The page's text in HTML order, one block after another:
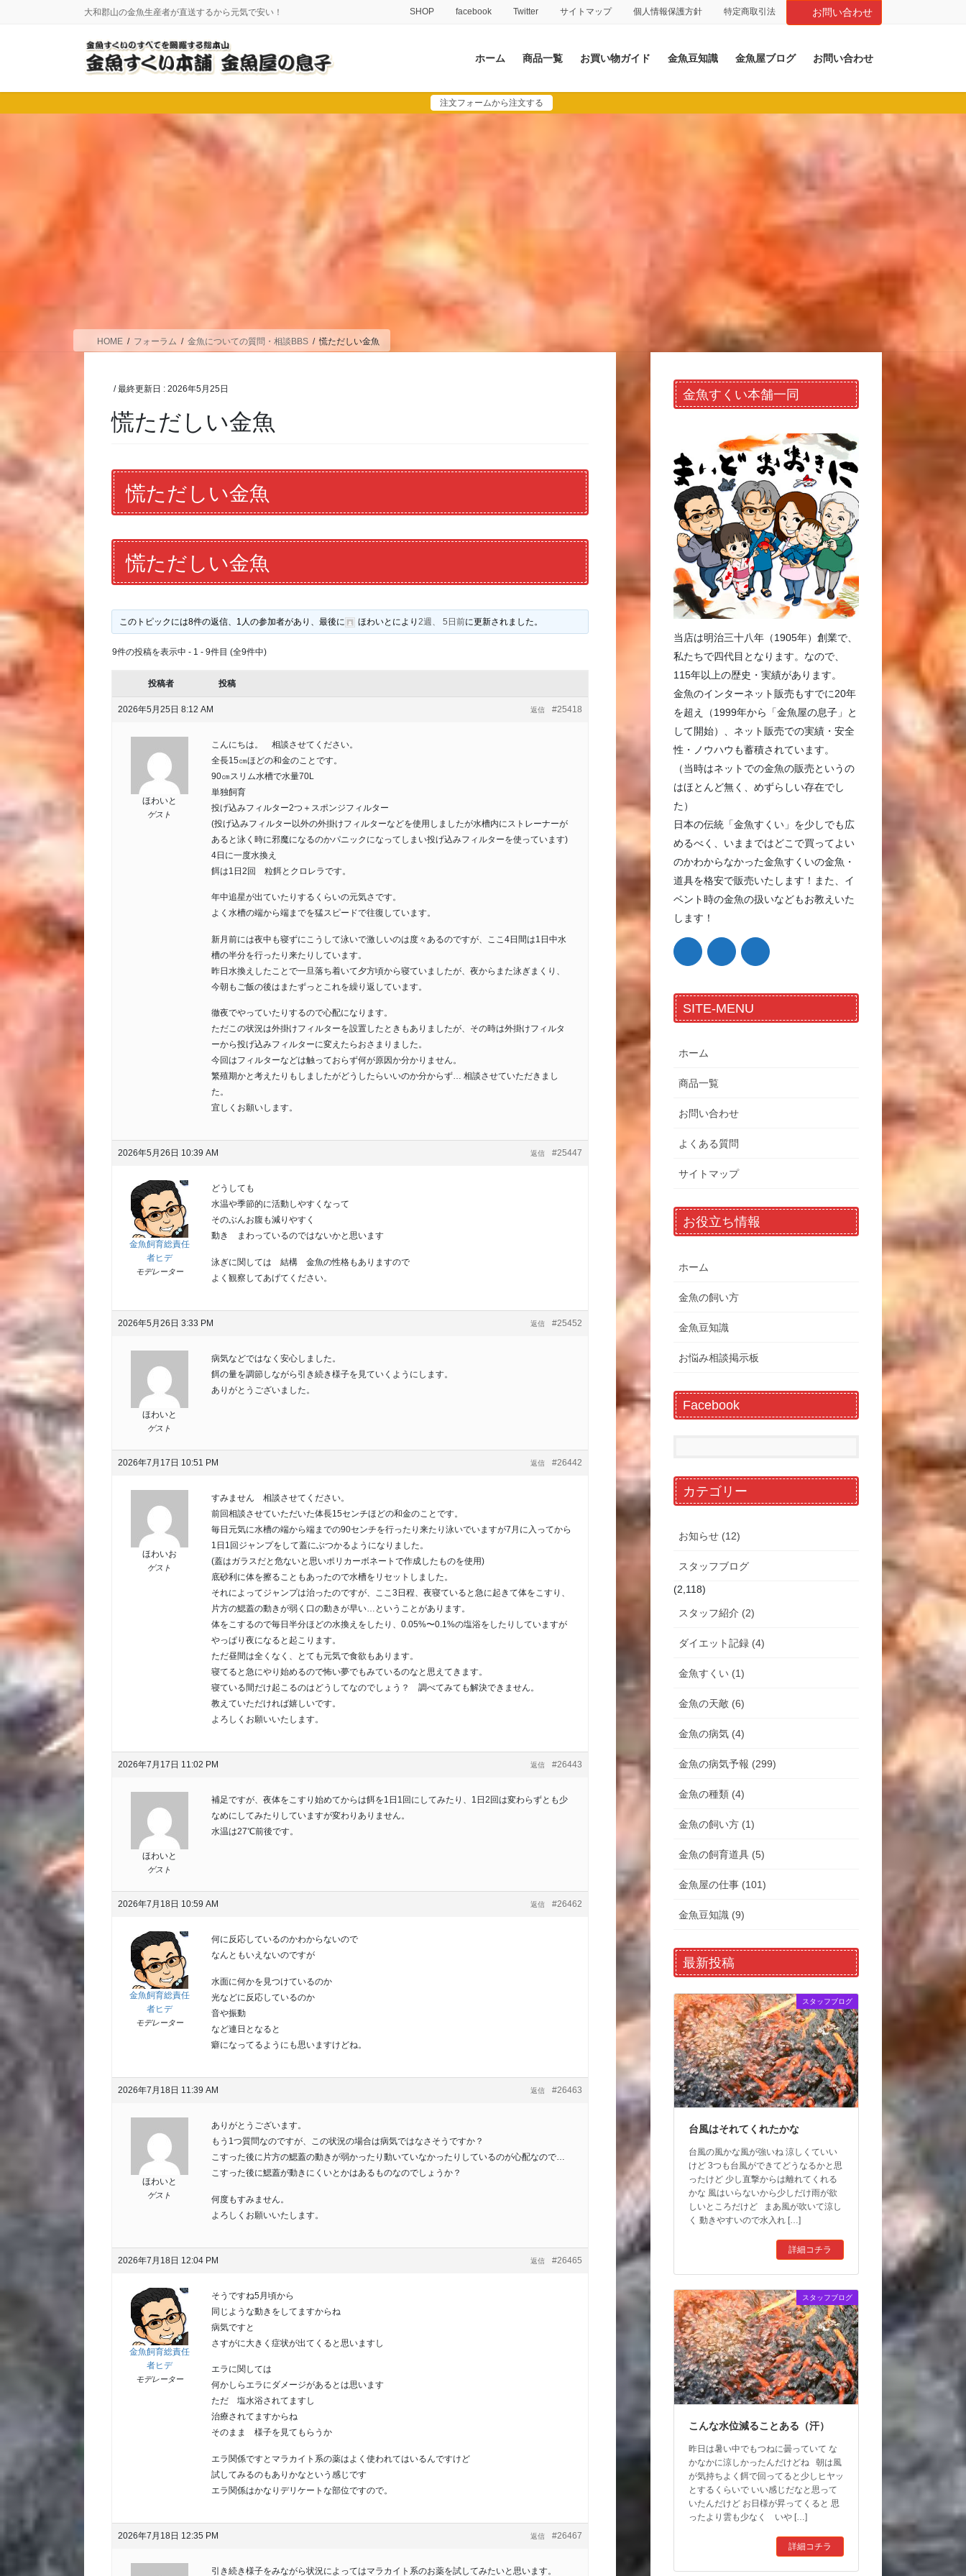
に
移
ョ
ン
大和郡山の金魚生産者が直送するから元気で安い！ SHOP facebook Twitter サイトマップ 個人情報保護方針 特定商取引法 お問い合わせ
ホーム 商品一覧 お買い物ガイド 金魚豆知識 金魚屋ブログ お問い合わせ
注文フォームから注文する
HOME フォーラム 金魚についての質問・相談BBS 慌ただしい金魚
/ 最終更新日 :2026年5月25日
慌ただしい金魚
慌ただしい金魚
慌ただしい金魚
このトピックには8件の返信、1人の参加者があり、最後に ほわいと により 2週、 5日前に更新されました。
9件の投稿を表示中 - 1 - 9件目 (全9件中)
投稿者 投稿
2026年5月25日 8:12 AM #25418
返信
ほわいと
ゲスト
こんにちは。 相談させてください。
全長15㎝ほどの和金のことです。
90㎝スリム水槽で水量70L
単独飼育
投げ込みフィルター2つ＋スポンジフィルター
(投げ込みフィルター以外の外掛けフィルターなどを使用しましたが水槽内にストレーナーが
あると泳く時に邪魔になるのかパニックになってしまい投げ込みフィルターを使っています)
4日に一度水換え
餌は1日2回 粒餌とクロレラです。
年中追星が出ていたりするくらいの元気さです。
よく水槽の端から端までを猛スピードで往復しています。
新月前には夜中も寝ずにこうして泳いで激しいのは度々あるのですが、ここ4日間は1日中水
槽の半分を行ったり来たりしています。
昨日水換えしたことで一旦落ち着いて夕方頃から寝ていましたが、夜からまた泳ぎまくり、
今朝もご飯の後はまたずっとこれを繰り返しています。
徹夜でやっていたりするので心配になります。
ただこの状況は外掛けフィルターを設置したときもありましたが、その時は外掛けフィルタ
ーから投げ込みフィルターに変えたらおさまりました。
今回はフィルターなどは触っておらず何が原因か分かりません。
繁殖期かと考えたりもしましたがどうしたらいいのか分からず… 相談させていただきまし
た。
宜しくお願いします。
2026年5月26日 10:39 AM #25447
返信
金魚飼育総責任
者ヒデ
モデレーター
どうしても
水温や季節的に活動しやすくなって
そのぶんお腹も減りやすく
動き まわっているのではないかと思います
泳ぎに関しては 結構 金魚の性格もありますので
よく観察してあげてください。
2026年5月26日 3:33 PM #25452
返信
ほわいと
ゲスト
病気などではなく安心しました。
餌の量を調節しながら引き続き様子を見ていくようにします。
ありがとうございました。
2026年7月17日 10:51 PM #26442
返信
ほわいお
ゲスト
すみません 相談させてください。
前回相談させていただいた体長15センチほどの和金のことです。
毎日元気に水槽の端から端までの90センチを行ったり来たり泳いでいますが7月に入ってから
1日1回ジャンプをして蓋にぶつかるようになりました。
(蓋はガラスだと危ないと思いポリカーボネートで作成したものを使用)
底砂利に体を擦ることもあったので水槽をリセットしました。
それによってジャンプは治ったのですが、ここ3日程、夜寝ていると急に起きて体をこすり、
片方の鰓蓋の動きが弱く口の動きが早い…ということがあります。
体をこするので毎日半分ほどの水換えをしたり、0.05%〜0.1%の塩浴をしたりしていますが
やっぱり夜になると起こります。
ただ昼間は全くなく、とても元気で食欲もあります。
寝てると急にやり始めるので怖い夢でもみているのなと思えてきます。
寝ている間だけ起こるのはどうしてなのでしょう？ 調べてみても解決できません。
教えていただければ嬉しいです。
よろしくお願いいたします。
2026年7月17日 11:02 PM #26443
返信
ほわいと
ゲスト
補足ですが、夜体をこすり始めてからは餌を1日1回にしてみたり、1日2回は変わらずとも少
なめにしてみたりしていますが変わりありません。
水温は27℃前後です。
2026年7月18日 10:59 AM #26462
返信
金魚飼育総責任
者ヒデ
モデレーター
何に反応しているのかわからないので
なんともいえないのですが
水面に何かを見つけているのか
光などに反応しているのか
音や振動
など連日となると
癖になってるようにも思いますけどね。
2026年7月18日 11:39 AM #26463
返信
ほわいと
ゲスト
ありがとうございます。
もう1つ質問なのですが、この状況の場合は病気ではなさそうですか？
こすった後に片方の鰓蓋の動きが弱かったり動いていなかったりしているのが心配なので…
こすった後に鰓蓋が動きにくいとかはあるものなのでしょうか？
何度もすみません。
よろしくお願いいたします。
2026年7月18日 12:04 PM #26465
返信
金魚飼育総責任
者ヒデ
モデレーター
そうですね5月頃から
同じような動きをしてますからね
病気ですと
さすがに大きく症状が出てくると思いますし
エラに関しては
何かしらエラにダメージがあるとは思います
ただ 塩水浴されてますし
治療されてますからね
そのまま 様子を見てもらうか
エラ関係ですとマラカイト系の薬はよく使われてはいるんですけど
試してみるのもありかなという感じです
エラ関係はかなりデリケートな部位ですので。
2026年7月18日 12:35 PM #26467
返信
引き続き様子をみながら状況によってはマラカイト系のお薬を試してみたいと思います。
金魚すくい本舗一同
当店は明治三十八年（1905年）創業で、
私たちで四代目となります。なので、
115年以上の歴史・実績があります。
金魚のインターネット販売もすでに20年
を超え（1999年から「金魚屋の息子」と
して開始）、ネット販売での実績・安全
性・ノウハウも蓄積されています。
（当時はネットでの金魚の販売というの
はほとんど無く、めずらしい存在でし
た）
日本の伝統「金魚すくい」を少しでも広
めるべく、いままではどこで買ってよい
のかわからなかった金魚すくいの金魚・
道具を格安で販売いたします！また、イ
ベント時の金魚の扱いなどもお教えいた
します！
SITE-MENU
ホーム
商品一覧
お問い合わせ
よくある質問
サイトマップ
お役立ち情報
ホーム
金魚の飼い方
金魚豆知識
お悩み相談掲示板
Facebook
カテゴリー
お知らせ (12)
スタッフブログ
(2,118)
スタッフ紹介 (2)
ダイエット記録 (4)
金魚すくい (1)
金魚の天敵 (6)
金魚の病気 (4)
金魚の病気予報 (299)
金魚の種類 (4)
金魚の飼い方 (1)
金魚の飼育道具 (5)
金魚屋の仕事 (101)
金魚豆知識 (9)
最新投稿
スタッフブログ
台風はそれてくれたかな
台風の風かな風が強いね 涼しくていい
けど 3つも台風ができてどうなるかと思
ったけど 少し直撃からは離れてくれる
かな 風はいらないから少しだけ雨が欲
しいところだけど まあ風が吹いて涼し
く 動きやすいので水入れ […]
詳細コチラ
スタッフブログ
こんな水位減ることある（汗）
昨日は暑い中でもつねに曇っていて な
かなかに涼しかったんだけどね 朝は風
が気持ちよく餌で回ってると少しヒヤッ
とするくらいで いい感じだなと思って
いたんだけど お日様が昇ってくると 思
ったより雲も少なく いや […]
詳細コチラ